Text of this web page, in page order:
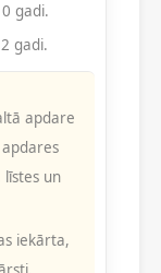
gadi.
gadi.
apdare
un
iekārta,